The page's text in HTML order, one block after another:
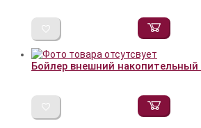
Бойлер внешний накопительный